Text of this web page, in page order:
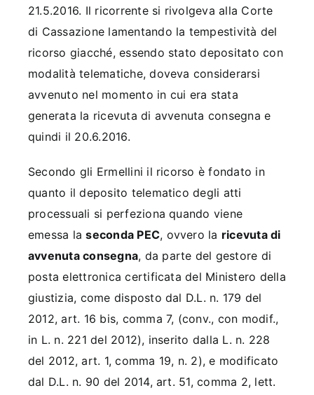
21.5.2016. Il ricorrente si rivolgeva alla Corte
di Cassazione lamentando la tempestività del
ricorso giacché, essendo stato depositato con
modalità telematiche, doveva considerarsi
avvenuto nel momento in cui era stata
generata la ricevuta di avvenuta consegna e
quindi il 20.6.2016.
Secondo gli Ermellini il ricorso è fondato in
quanto il deposito telematico degli atti
processuali si perfeziona quando viene
emessa laseconda PEC, ovvero la ricevuta di
avvenuta consegna, da parte del gestore di
posta elettronica certificata del Ministero della
giustizia, come disposto dal D.L. n. 179 del
2012, art. 16 bis, comma 7, (conv., con modif.,
in L. n. 221 del 2012), inserito dalla L. n. 228
del 2012, art. 1, comma 19, n. 2), e modificato
dal D.L. n. 90 del 2014, art. 51, comma 2, lett.